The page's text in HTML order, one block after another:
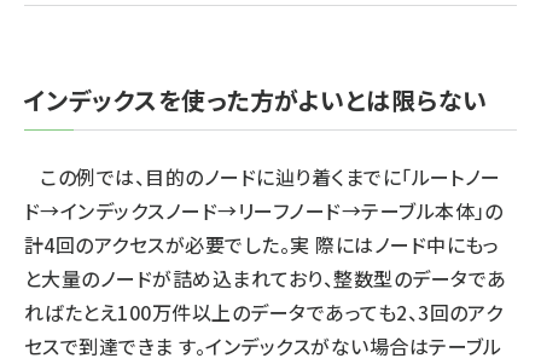
genai (1501)
ai crunch (1370)
インデックスを使った方がよいとは限らない
この例では、目的のノードに辿り着くまでに「ルートノー
ド→インデックスノード→リーフノード→テーブル本体」の
計4回のアクセスが必要でした。実 際にはノード中にもっ
と大量のノードが詰め込まれており、整数型のデータであ
ればたとえ100万件以上のデータであっても2、3回のアク
セスで到達できま す。インデックスがない場合はテーブル